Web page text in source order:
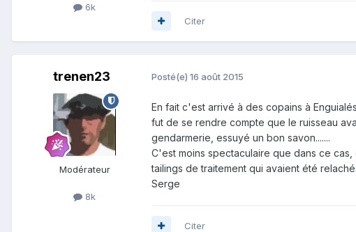
6k
Citer
trenen23
Modérateur
8k
Posté(e) 16 août 2015
En fait c'est arrivé à des copains à
fut de se rendre compte que le ruisseau
gendarmerie, essuyé un bon savon.......
C'est moins spectaculaire que dans ce
tailings de traitement qui avaient été
Serge
Citer